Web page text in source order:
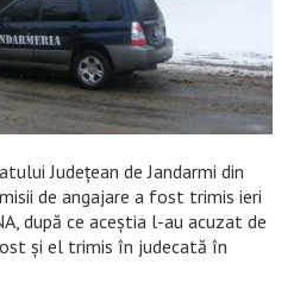
Județean de Jandarmi din
de angajare a fost trimis ieri
după ce aceștia l-au acuzat de
și el trimis în judecată în